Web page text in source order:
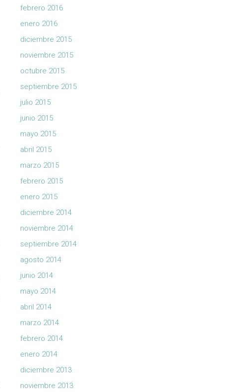
febrero 2016
enero 2016
diciembre 2015
noviembre 2015
octubre 2015
septiembre 2015
julio 2015
junio 2015
mayo 2015
abril 2015
marzo 2015
febrero 2015
enero 2015
diciembre 2014
noviembre 2014
septiembre 2014
agosto 2014
junio 2014
mayo 2014
abril 2014
marzo 2014
febrero 2014
enero 2014
diciembre 2013
noviembre 2013